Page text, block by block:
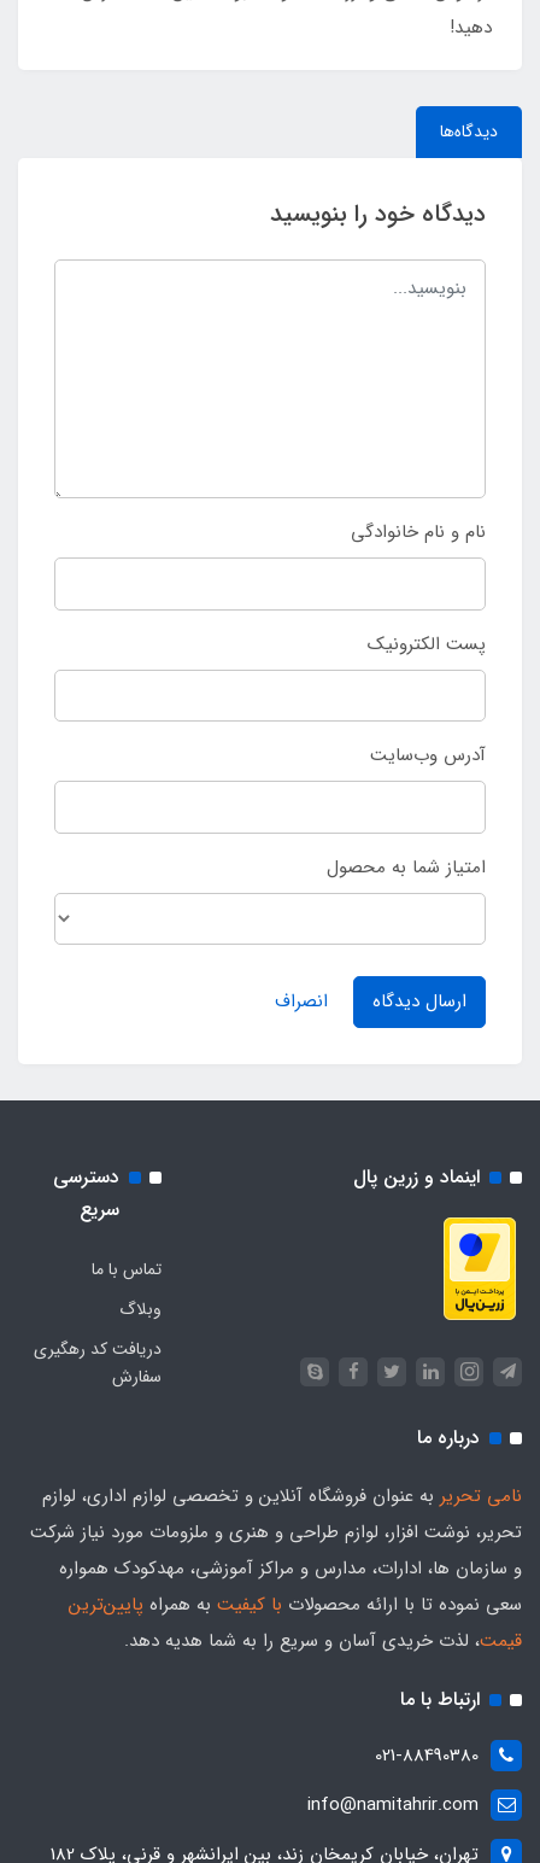
دهید!
دیدگاه‌ها
دیدگاه خود را بنویسید
نام و نام خانوادگی
پست الکترونیک
آدرس وب‌سایت
امتیاز شما به محصول
ارسال دیدگاه انصراف
اینماد و زرین پال
دسترسی
سریع
تماس با ما
وبلاگ
دریافت کد رهگیری
سفارش
درباره ما
نامی تحریر به عنوان فروشگاه آنلاین و تخصصی لوازم اداری، لوازم
تحریر، نوشت افزار، لوازم طراحی و هنری و ملزومات مورد نیاز شرکت
و سازمان ها، ادارات، مدارس و مراکز آموزشی، مهدکودک همواره
سعی نموده تا با ارائه محصولات با کیفیت به همراه پایین‌ترین
قیمت، لذت خریدی آسان و سریع را به شما هدیه‌ دهد.
ارتباط با ما
021-88490380
info@namitahrir.com
تهران، خیابان کریمخان زند، بین ایرانشهر و قرنی، پلاک 182